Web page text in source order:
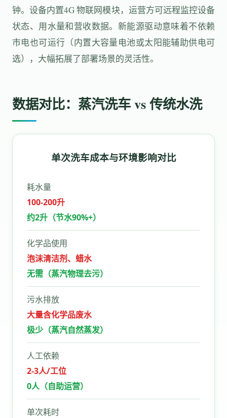
钟。设备内置4G 物联网模块，运营方可远程监控设备
状态、用水量和营收数据。新能源驱动意味着不依赖
市电也可运行（内置大容量电池或太阳能辅助供电可
选），大幅拓展了部署场景的灵活性。
数据对比：蒸汽洗车 vs 传统水洗
单次洗车成本与环境影响对比
耗水量
100-200升
约2升（节水90%+）
化学品使用
泡沫清洁剂、蜡水
无需（蒸汽物理去污）
污水排放
大量含化学品废水
极少（蒸汽自然蒸发）
人工依赖
2-3人/工位
0人（自助运营）
单次耗时